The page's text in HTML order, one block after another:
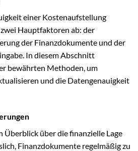
einer Kostenaufstellung
Hauptfaktoren ab: der
der Finanzdokumente und der
In diesem Abschnitt
bewährten Methoden, um
und die Datengenauigkeit
Überblick über die finanzielle Lage
Finanzdokumente regelmäßig zu